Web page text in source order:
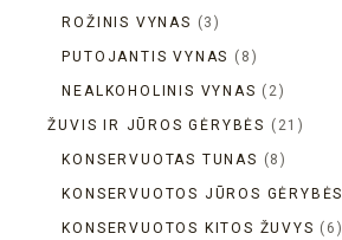
ROŽINIS VYNAS
3
PUTOJANTIS VYNAS
8
NEALKOHOLINIS VYNAS
2
ŽUVIS IR JŪROS GĖRYBĖS
21
KONSERVUOTAS TUNAS
8
KONSERVUOTOS JŪROS GĖRYBĖS
KONSERVUOTOS KITOS ŽUVYS
6